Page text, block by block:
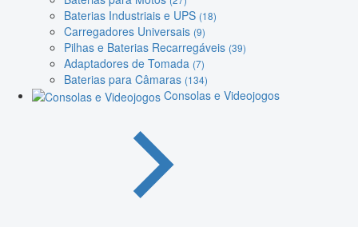
Baterias Industriais e UPS (18)
Carregadores Universais (9)
Pilhas e Baterias Recarregáveis (39)
Adaptadores de Tomada (7)
Baterias para Câmaras (134)
Consolas e Videojogos